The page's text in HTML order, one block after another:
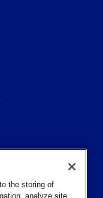
the storing of
analyze site